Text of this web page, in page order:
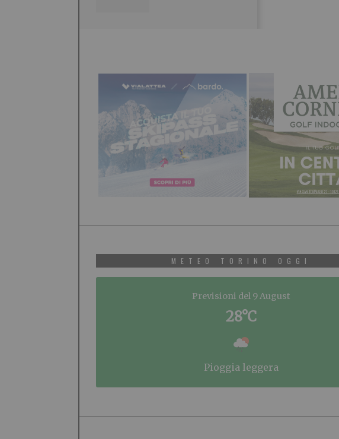
METEO TORINO OGGI
Previsioni del 9 August
28°C
pioggia leggera